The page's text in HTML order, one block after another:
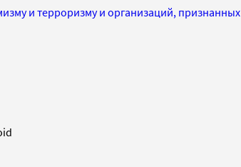
и терроризму и организаций,